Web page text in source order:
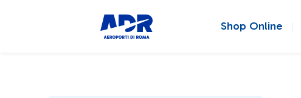
Shop Online